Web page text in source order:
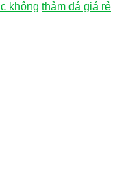
không thảm đá giá rẻ